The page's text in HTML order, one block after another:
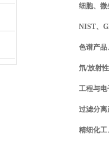
细胞、微
NIST、
色谱产品
氘/放射
工程与电
过滤分离
精细化工